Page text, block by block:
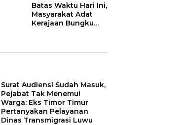
Batas Waktu Hari Ini,
Masyarakat Adat
Kerajaan Bungku
Surat Audiensi Sudah Masuk,
Pejabat Tak Menemui
Warga: Eks Timor Timur
Pertanyakan Pelayanan
Dinas Transmigrasi Luwu